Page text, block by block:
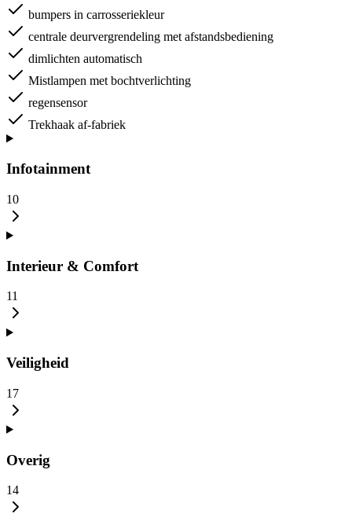
bumpers in carrosseriekleur
centrale deurvergrendeling met afstandsbediening
dimlichten automatisch
Mistlampen met bochtverlichting
regensensor
Trekhaak af-fabriek
Infotainment
10
Interieur & Comfort
11
Veiligheid
17
Overig
14